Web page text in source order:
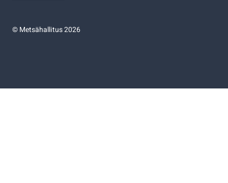
©Metsähallitus 2026